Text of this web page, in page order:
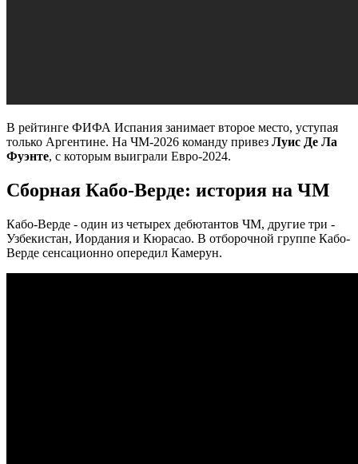
В рейтинге ФИФА Испания занимает второе место, уступая
только Аргентине. На ЧМ-2026 команду привез Луис Де Ла
Фуэнте, с которым выиграли Евро-2024.
Сборная Кабо-Верде: история на ЧМ
Кабо-Верде - один из четырех дебютантов ЧМ, другие три -
Узбекистан, Иордания и Кюрасао. В отборочной группе Кабо-
Верде сенсационно опередил Камерун.